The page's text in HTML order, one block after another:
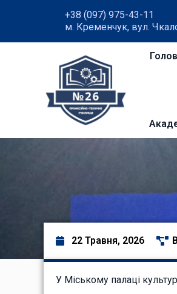
+38 (097) 975-43-11
м. Кременчук, вул.
22 Травня, 2026
У Міському палаці